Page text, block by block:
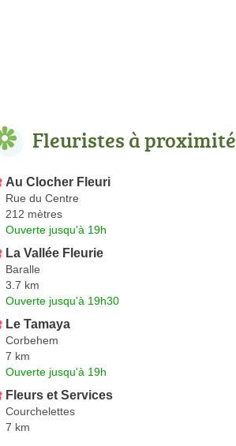
Fleuristes à proximité
Au Clocher Fleuri
Rue du Centre
212 mètres
Ouverte jusqu'à 19h
La Vallée Fleurie
Baralle
3.7 km
Ouverte jusqu'à 19h30
Le Tamaya
Corbehem
7 km
Ouverte jusqu'à 19h
Fleurs et Services
Courchelettes
7 km